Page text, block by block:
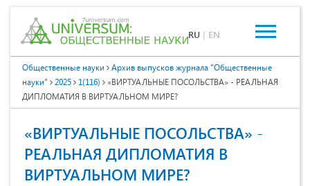
RU | EN
Общественные науки
Архив выпусков журнала "Общественные
науки"
2025 1(116)
«ВИРТУАЛЬНЫЕ ПОСОЛЬСТВА» - РЕАЛЬНАЯ
ДИПЛОМАТИЯ В ВИРТУАЛЬНОМ МИРЕ?
«ВИРТУАЛЬНЫЕ ПОСОЛЬСТВА» -
РЕАЛЬНАЯ ДИПЛОМАТИЯ В
ВИРТУАЛЬНОМ МИРЕ?